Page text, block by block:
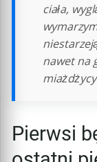
ciała,
nawet na
Pierwsi